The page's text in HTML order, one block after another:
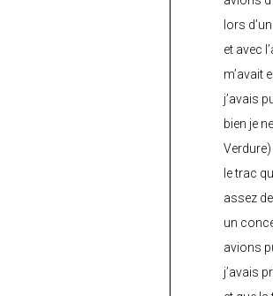
lors
et avec
m’avait
j’avais
bien je
le trac
assez
un
avions
j’avais